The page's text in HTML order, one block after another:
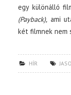
egy különálló
(Payback), ami
két filmnek nem
HÍR